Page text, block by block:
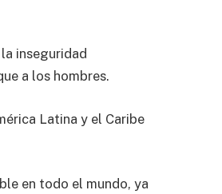
inseguridad
a los hombres.
Latina y el Caribe
en todo el mundo, ya